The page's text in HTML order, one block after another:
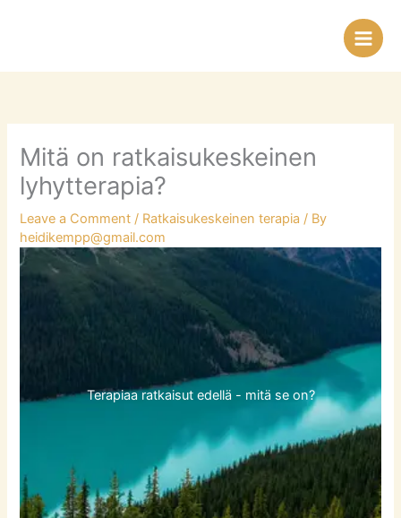
Mitä on ratkaisukeskeinen
lyhytterapia?
Leave a Comment / Ratkaisukeskeinen terapia / By
heidikempp@gmail.com
Terapiaa ratkaisut edellä - mitä se on?